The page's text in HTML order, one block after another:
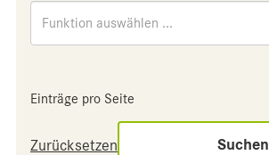
Funktion auswählen ...
Einträge pro Seite
Zurücksetzen Suchen